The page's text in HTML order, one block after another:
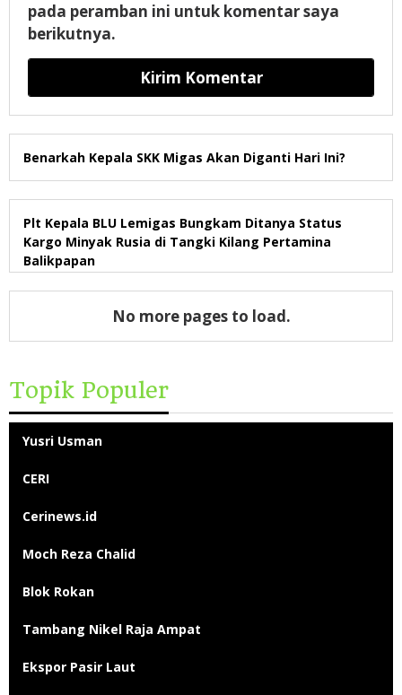
pada peramban ini untuk komentar saya
berikutnya.
Benarkah Kepala SKK Migas Akan Diganti Hari Ini?
Plt Kepala BLU Lemigas Bungkam Ditanya Status
Kargo Minyak Rusia di Tangki Kilang Pertamina
Balikpapan
No more pages to load.
Topik Populer
Yusri Usman
CERI
Cerinews.id
Moch Reza Chalid
Blok Rokan
Tambang Nikel Raja Ampat
Ekspor Pasir Laut